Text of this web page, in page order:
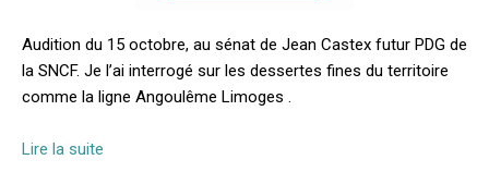
Audition du 15 octobre, au sénat de Jean Castex futur PDG de
la SNCF. Je l’ai interrogé sur les dessertes fines du territoire
comme la ligne Angoulême Limoges .
Lire la suite